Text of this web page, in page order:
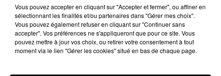
16 mai 2025 - 1 min 14 sec
L'AGENDA DU PAYS CATALANS DU 16/05/2025
À 06H51
L'agenda du Pays catalan
Vous pouvez accepter en cliquant sur "Accepter et fermer", ou affiner en
sélectionnant les finalités et/ou partenaires dans "Gérer mes choix".
Vous pouvez également refuser en cliquant sur "Continuer sans
accepter". Vos préférences ne s'appliqueront que pour ce site. Vous
pouvez mettre à jour vos choix, ou retirer votre consentement à tout
moment via le lien "Gérer les cookies" situé en bas de chaque page.